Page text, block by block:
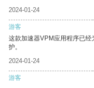
2024-01-24
游客
这款加速器VPM应用程序已
护。
2024-01-24
游客